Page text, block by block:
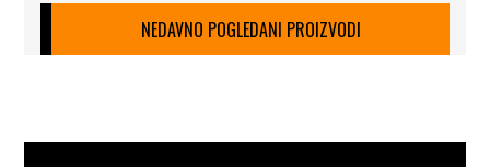
NEDAVNO POGLEDANI PROIZVODI